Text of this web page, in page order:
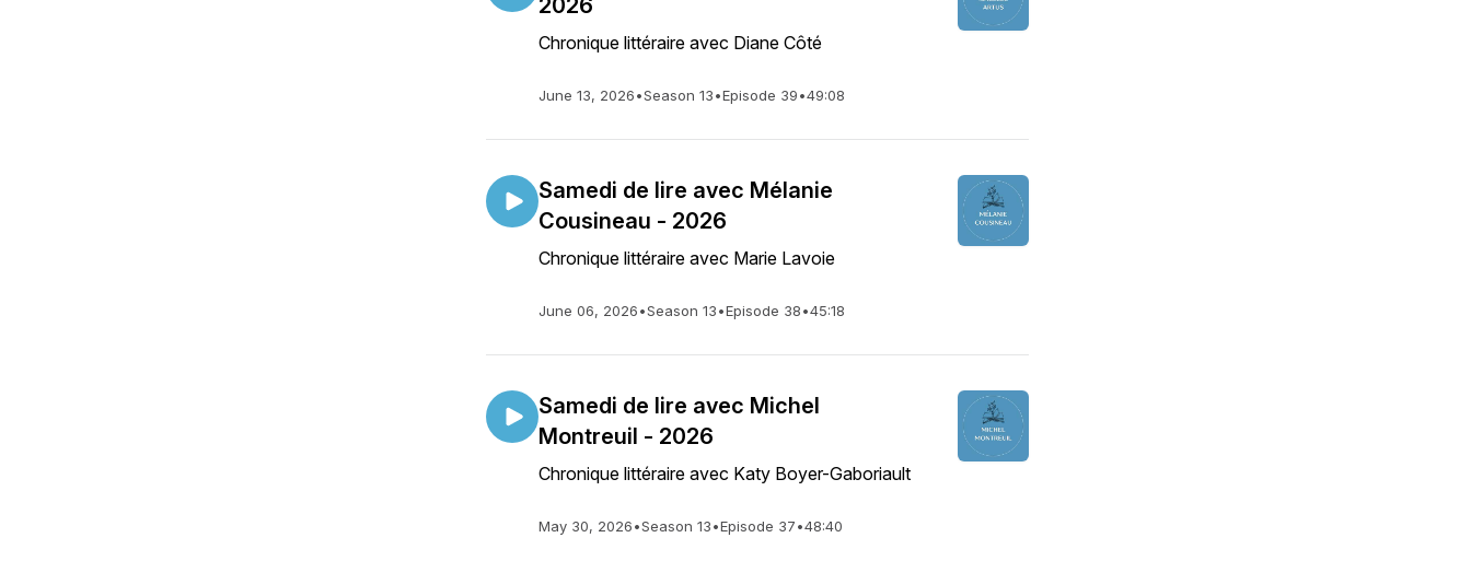
2026
Chronique littéraire avec Diane Côté
June 13, 2026•Season 13•Episode 39•49:08
Samedi de lire avec Mélanie
Cousineau - 2026
Chronique littéraire avec Marie Lavoie
June 06, 2026•Season 13•Episode 38•45:18
Samedi de lire avec Michel
Montreuil - 2026
Chronique littéraire avec Katy Boyer-Gaboriault
May 30, 2026•Season 13•Episode 37•48:40